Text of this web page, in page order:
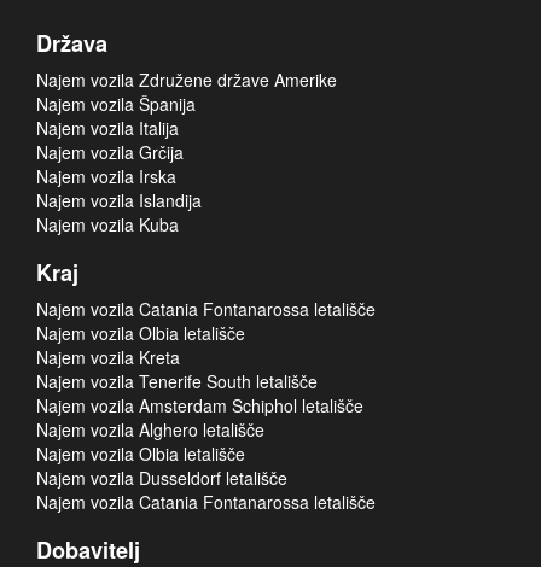
Država
Najem vozila Združene države Amerike
Najem vozila Španija
Najem vozila Italija
Najem vozila Grčija
Najem vozila Irska
Najem vozila Islandija
Najem vozila Kuba
Kraj
Najem vozila Catania Fontanarossa letališče
Najem vozila Olbia letališče
Najem vozila Kreta
Najem vozila Tenerife South letališče
Najem vozila Amsterdam Schiphol letališče
Najem vozila Alghero letališče
Najem vozila Olbia letališče
Najem vozila Dusseldorf letališče
Najem vozila Catania Fontanarossa letališče
Dobavitelj